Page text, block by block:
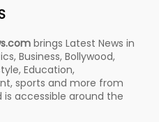
brings Latest News in
Business, Bollywood,
Education,
sports and more from
is accessible around the